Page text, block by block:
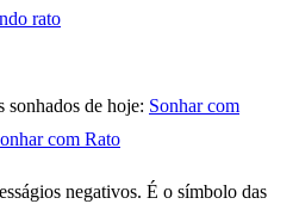
rato
sonhados de hoje: Sonhar com
com Rato
negativos. É o símbolo das